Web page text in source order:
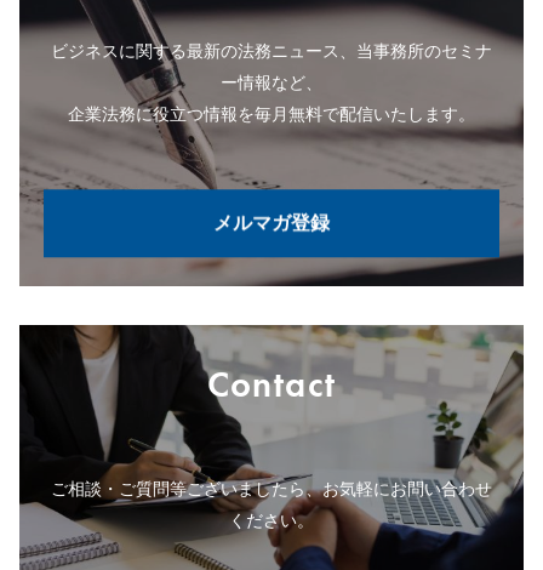
ビジネスに関する最新の法務ニュース、当事務所のセミナ
ー情報など、
企業法務に役立つ情報を毎月無料で配信いたします。
メルマガ登録
Contact
ご相談・ご質問等ございましたら、お気軽にお問い合わせ
ください。